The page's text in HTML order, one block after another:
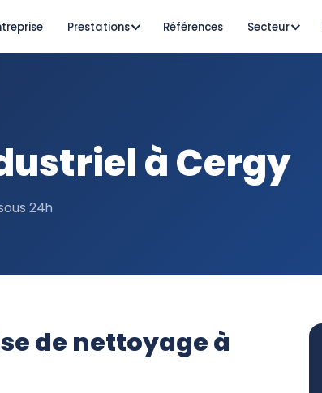
Prestations Références Secteur
à Cergy
24h
de nettoyage à